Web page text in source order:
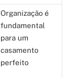
Organização é
fundamental
para um
casamento
perfeito